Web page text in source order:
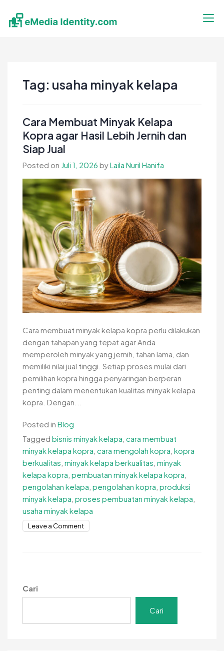
content
Tag: usaha minyak kelapa
Cara Membuat Minyak Kelapa
Kopra agar Hasil Lebih Jernih dan
Siap Jual
Posted on Juli 1, 2026 byLaila Nuril Hanifa
Cara membuat minyak kelapa kopra perlu dilakukan
dengan tahapan yang tepat agar Anda
memperoleh minyak yang jernih, tahan lama, dan
memiliki nilai jual tinggi. Setiap proses mulai dari
pemilihan kopra hingga penyaringan berperan
penting dalam menentukan kualitas minyak kelapa
kopra. Dengan...
Posted in Blog
Tagged bisnis minyak kelapa cara membuat
minyak kelapa kopra cara mengolah kopra kopra
berkualitas minyak kelapa berkualitas minyak
kelapa kopra pembuatan minyak kelapa kopra
pengolahan kelapa pengolahan kopra produksi
minyak kelapa proses pembuatan minyak kelapa
usaha minyak kelapa
Leave a Commenton
agar
Cari
Cari